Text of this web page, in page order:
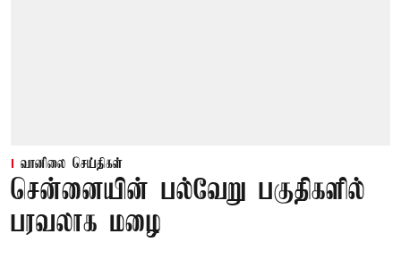
வானிலை செய்திகள்
சென்னையின் பல்வேறு பகுதிகளில்
பரவலாக மழை